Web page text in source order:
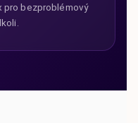
pro bezproblémový